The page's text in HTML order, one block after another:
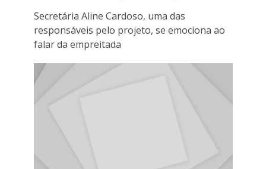
Secretária Aline Cardoso, uma das
responsáveis pelo projeto, se emociona ao
falar da empreitada